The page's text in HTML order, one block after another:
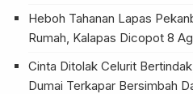
Heboh Tahanan Lapas
Rumah, Kalapas Dicopot 8
Cinta Ditolak Celurit
Dumai Terkapar Bersimbah